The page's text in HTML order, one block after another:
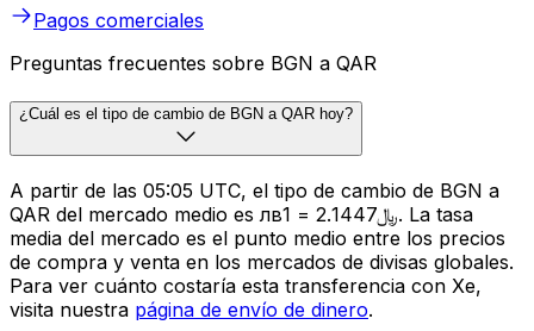
Pagos comerciales
Preguntas frecuentes sobre BGN a QAR
¿Cuál es el tipo de cambio de BGN a QAR hoy?
A partir de las 05:05 UTC, el tipo de cambio de BGN a
QAR del mercado medio es лв1 = ﷼2.1447. La tasa
media del mercado es el punto medio entre los precios
de compra y venta en los mercados de divisas globales.
Para ver cuánto costaría esta transferencia con Xe,
visita nuestra página de envío de dinero.